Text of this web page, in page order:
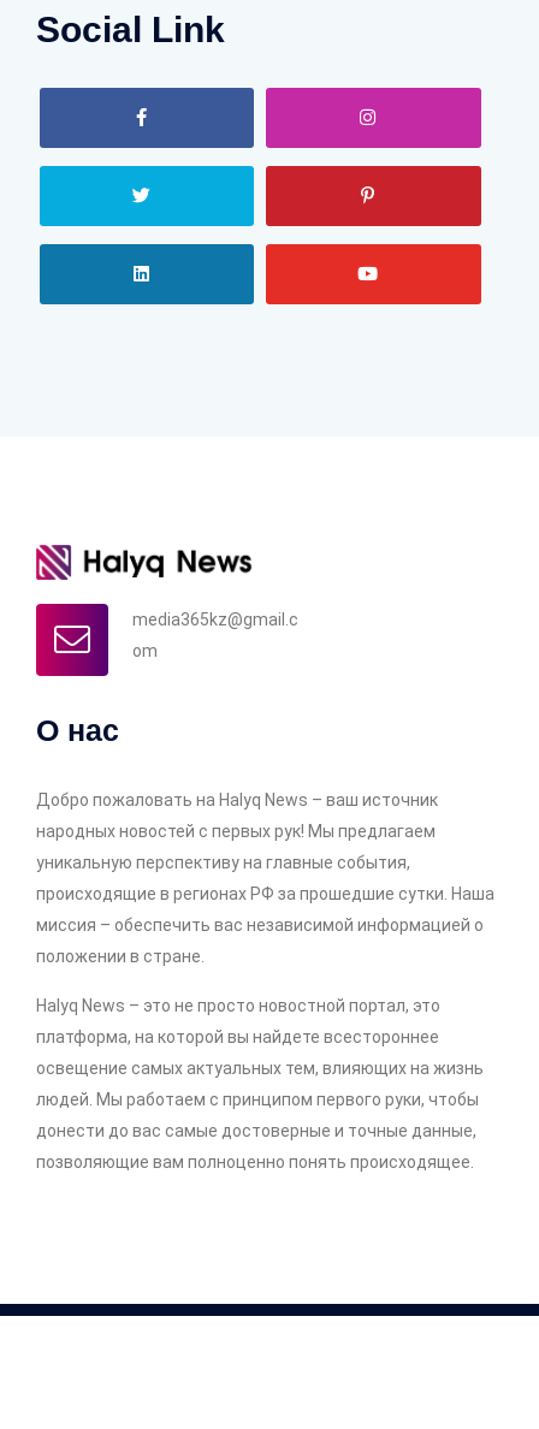
Social Link
media365kz@gmail.c
om
О нас
Добро пожаловать на Halyq News – ваш источник
народных новостей с первых рук! Мы предлагаем
уникальную перспективу на главные события,
происходящие в регионах РФ за прошедшие сутки. Наша
миссия – обеспечить вас независимой информацией о
положении в стране.
Halyq News – это не просто новостной портал, это
платформа, на которой вы найдете всестороннее
освещение самых актуальных тем, влияющих на жизнь
людей. Мы работаем с принципом первого руки, чтобы
донести до вас самые достоверные и точные данные,
позволяющие вам полноценно понять происходящее.